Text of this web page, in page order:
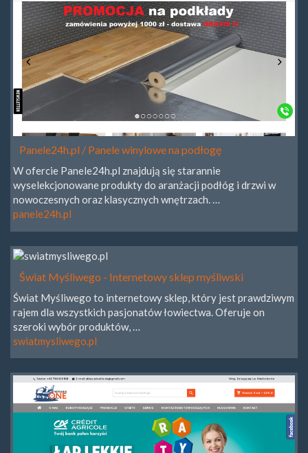
Panele24h.pl / Panele winylowe na podłogę
W ofercie Panele24h.pl znajdują się starannie
wyselekcjonowane produkty do aranżacji podłóg i drzwi w
nowoczesnych oraz klasycznych wnętrzach. …
panele24h.pl
Świat Myśliwego - Internetowy sklep myśliwski
Świat Myśliwego to internetowy sklep, który jest prawdziwym
rajem dla wszystkich pasjonatów łowiectwa. Oferuje on
szeroki wybór produktów, …
swiatmysliwego.pl